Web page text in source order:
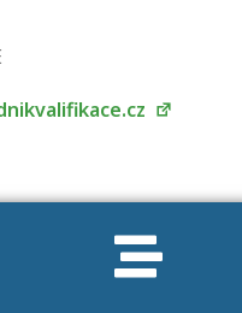
dovednosti musíte